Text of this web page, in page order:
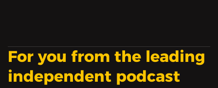
For you from the leading
independent podcast